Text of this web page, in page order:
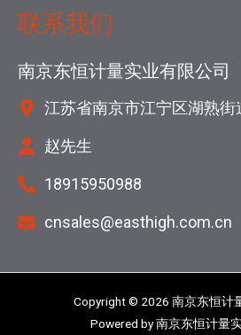
联系我们
南京东恒计量实业有限公司
江苏省南京市江宁区湖熟街
赵先生
18915950988
cnsales@easthigh.com.cn
Copyright © 2026 南京东恒计
Powered by 南京东恒计量